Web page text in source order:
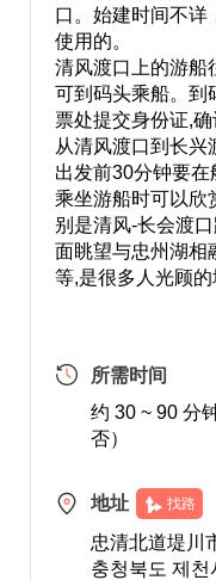
口。始建时间不详
使用的。
清风渡口上的游船
可到码头乘船。到
票处提交身份证,确
从清风渡口到长兴
出发前30分钟要在
乘坐游船时可以欣
别是清风-长会渡
面眺望与忠州湖相
等,是很多人光顾的
所需时间
约 30 ~ 90 分
否）
地址 找路
忠清北道堤川
충청북도 제